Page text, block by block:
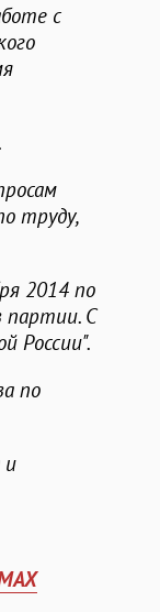
с
труду,
2014 по
партии. С
России".
по
и